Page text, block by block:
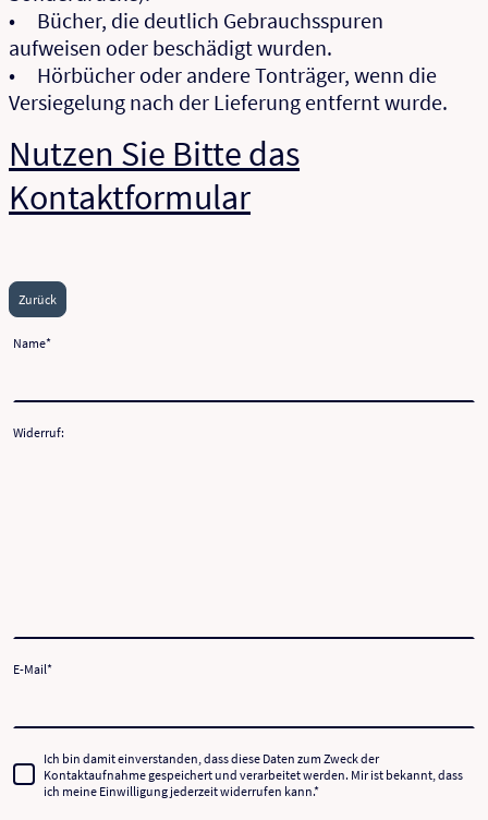
• Bücher, die deutlich Gebrauchsspuren
aufweisen oder beschädigt wurden.
• Hörbücher oder andere Tonträger, wenn die
Versiegelung nach der Lieferung entfernt wurde.
Nutzen Sie Bitte das
Kontaktformular
Zurück
Name*
Widerruf:
E-Mail*
Ich bin damit einverstanden, dass diese Daten zum Zweck der
Kontaktaufnahme gespeichert und verarbeitet werden. Mir ist bekannt, dass
ich meine Einwilligung jederzeit widerrufen kann.*